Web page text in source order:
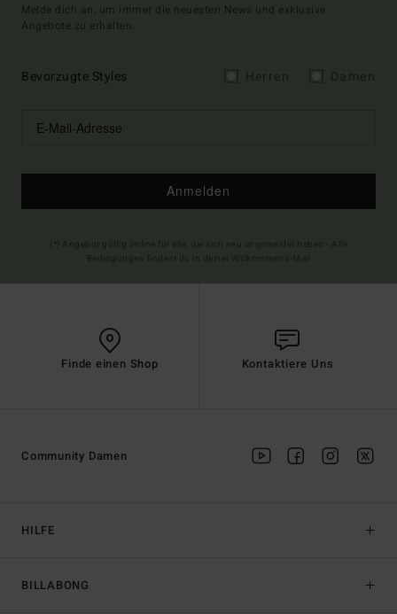
Melde dich an, um immer die neuesten News und exklusive
Angebote zu erhalten.
Bevorzugte Styles
Anmelden
Finde einen Shop Kontaktiere Uns
HILFE
BILLABONG
Community Damen